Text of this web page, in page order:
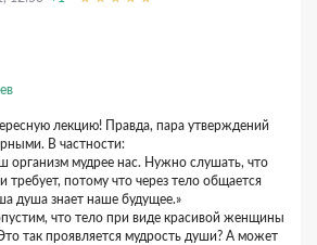
лекцию! Правда, пара утверждений
В частности:
организм мудрее нас. Нужно слушать, что
требует, потому что через тело общается
душа знает наше будущее.»
что тело при виде красивой женщины
так проявляется мудрость души? А может